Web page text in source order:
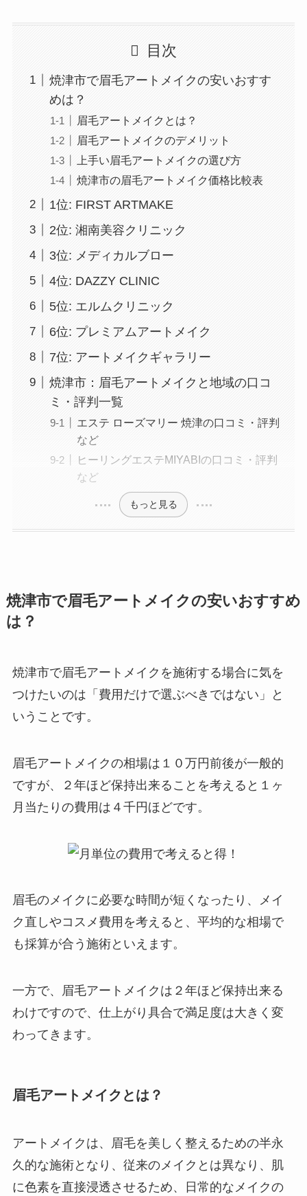
目次
焼津市で眉毛アートメイクの安いおすす
めは？
眉毛アートメイクとは？
眉毛アートメイクのデメリット
上手い眉毛アートメイクの選び方
焼津市の眉毛アートメイク価格比較表
1位: FIRST ARTMAKE
2位: 湘南美容クリニック
3位: メディカルブロー
4位: DAZZY CLINIC
5位: エルムクリニック
6位: プレミアムアートメイク
7位: アートメイクギャラリー
焼津市：眉毛アートメイクと地域の口コ
ミ・評判一覧
エステ ローズマリー 焼津の口コミ・評判
など
ヒーリングエステMIYABIの口コミ・評判
など
もっと見る
焼津市で眉毛アートメイクの安いおすすめ
は？
焼津市で眉毛アートメイクを施術する場合に気を
つけたいのは 「費用だけで選ぶべきではない」と
いうことです。
眉毛アートメイクの相場は１０万円前後が一般的
ですが、２年ほど保持出来ることを考えると１ヶ
月当たりの費用は４千円ほどです。
眉毛のメイクに必要な時間が短くなったり、メイ
ク直しやコスメ費用を考えると、平均的な相場で
も採算が合う施術といえます。
一方で、眉毛アートメイクは２年ほど保持出来る
わけですので、仕上がり具合で満足度は大きく変
わってきます。
眉毛アートメイクとは？
アートメイクは、眉毛を美しく整えるための半永
久的な施術となり、従来のメイクとは異なり、肌
に色素を直接浸透させるため、日常的なメイクの